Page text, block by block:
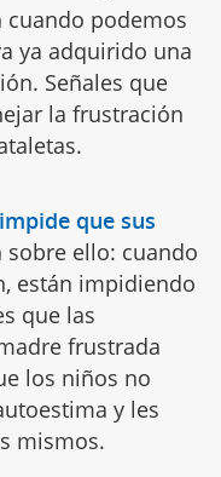
podemos
ya adquirido una
Señales que
la frustración
que sus
sobre ello: cuando
están impidiendo
que las
frustrada
los niños no
y les
mismos.